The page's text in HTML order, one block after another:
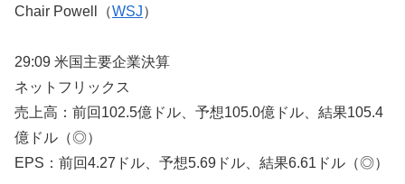
Chair Powell（WSJ）
29:09 米国主要企業決算
ネットフリックス
売上高：前回102.5億ドル、予想105.0億ドル、結果105.4
億ドル（◎）
EPS：前回4.27ドル、予想5.69ドル、結果6.61ドル（◎）